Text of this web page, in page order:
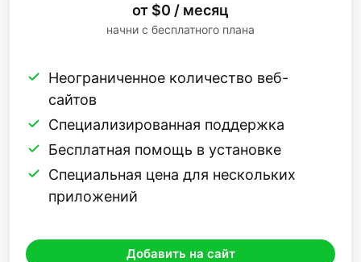
от $0 / месяц
начни с бесплатного плана
Неограниченное количество веб-
сайтов
Специализированная поддержка
Бесплатная помощь в установке
Специальная цена для нескольких
приложений
Добавить на сайт